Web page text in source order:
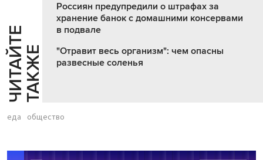
Ч
И
Т
АЙ
Т
Е
Т
А
К
ЖЕ
Россиян предупредили о штрафах за
хранение банок с домашними консервами
в подвале
"Отравит весь организм": чем опасны
развесные соленья
еда общество